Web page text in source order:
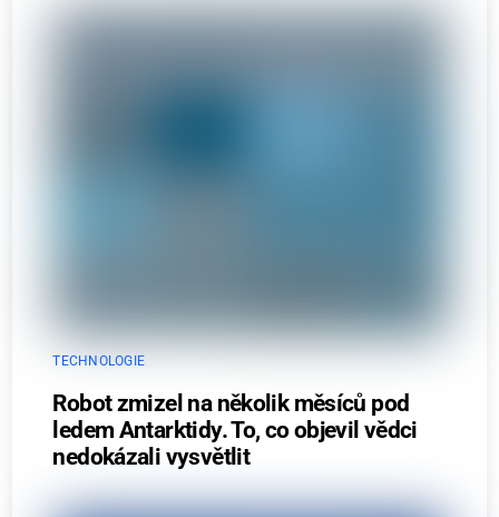
TECHNOLOGIE
Robot zmizel na několik měsíců pod
ledem Antarktidy. To, co objevil vědci
nedokázali vysvětlit